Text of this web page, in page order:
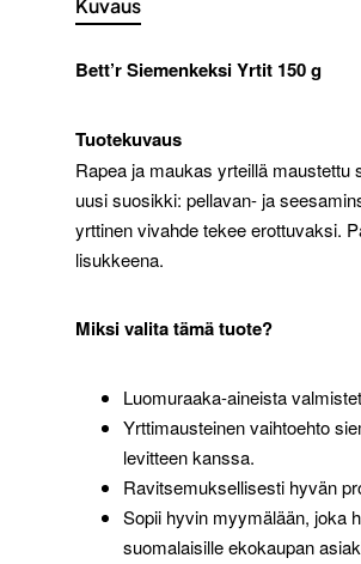
Kuvaus
Bett’r Siemenkeksi Yrtit 150 g
Tuotekuvaus
Rapea ja maukas yrteillä
uusi suosikki: pellavan- ja
yrttinen vivahde tekee erottuvaksi.
lisukkeena.
Miksi valita tämä tuote?
Luomuraaka-aineista
Yrttimausteinen vaihtoehto
levitteen kanssa.
Ravitsemuksellisesti hyvän
Sopii hyvin myymälään, joka
suomalaisille ekokaupan